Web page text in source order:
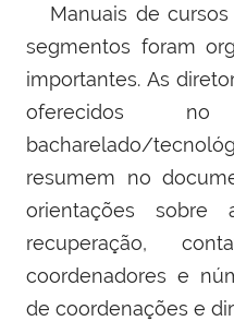
Manuais de cursos
segmentos foram
importantes. As
oferecidos
bacharelado/
resumem no
orientações sobre
recuperação,
coordenadores e
de coordenações e